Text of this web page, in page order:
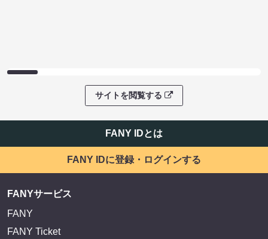
サイトを閲覧する
FANY IDとは
FANY IDに登録・ログインする
FANYサービス
FANY
FANY Ticket